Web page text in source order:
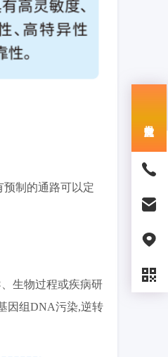
制的通路可以定
生物过程或疾病研
因组DNA污染,逆转